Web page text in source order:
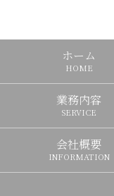
ホーム
HOME
業務内容
SERVICE
会社概要
INFORMATION